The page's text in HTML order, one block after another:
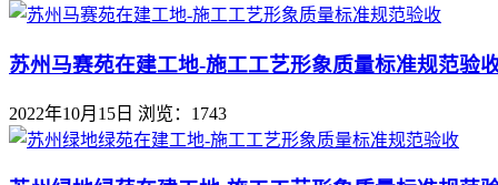
苏州马赛苑在建工地-施工工艺形象质量标准规范验
2022年10月15日 浏览：1743